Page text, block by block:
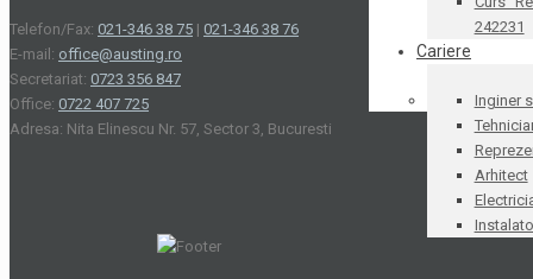
242231
Cariere
Inginer
Arhitect
Telefon/Fax: 021-346 38 75 | 021-346 38 76
E-mail: office@austing.ro
Secretariat: 0723 356 847
Office: 0722 407 725
Adresa: Nita Elinescu Nr. 57, Sector 3, Bucuresti